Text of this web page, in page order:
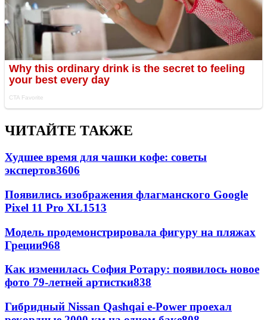
ЧИТАЙТЕ ТАКЖЕ
Худшее время для чашки кофе: советы
экспертов3606
Появились изображения флагманского Google
Pixel 11 Pro XL1513
Модель продемонстрировала фигуру на пляжах
Греции968
Как изменилась София Ротару: появилось новое
фото 79-летней артистки838
Гибридный Nissan Qashqai e-Power проехал